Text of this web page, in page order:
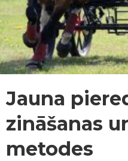
Jauna
zināšanas
metodes